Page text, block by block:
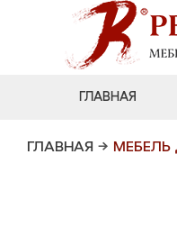
ГЛАВНАЯ
ГЛАВНАЯ →